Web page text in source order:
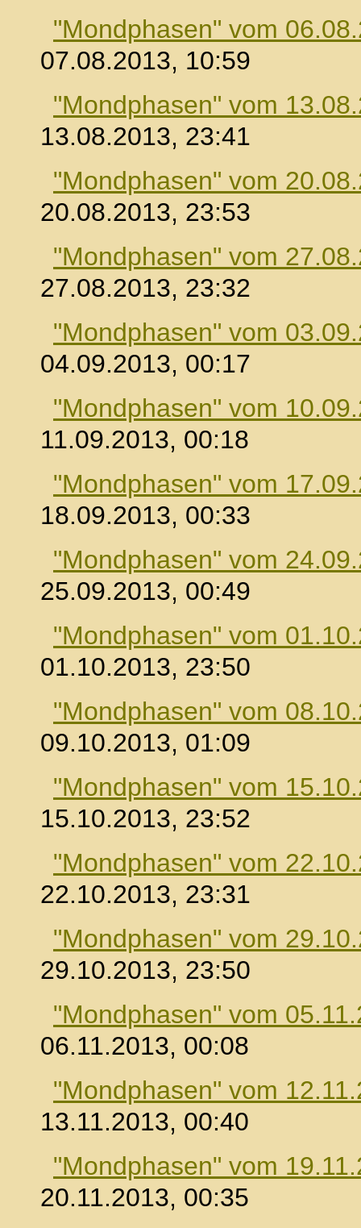
"Mondphasen" vom
07.08.2013, 10:59
"Mondphasen" vom
13.08.2013, 23:41
"Mondphasen" vom
20.08.2013, 23:53
"Mondphasen" vom
27.08.2013, 23:32
"Mondphasen" vom
04.09.2013, 00:17
"Mondphasen" vom
11.09.2013, 00:18
"Mondphasen" vom
18.09.2013, 00:33
"Mondphasen" vom
25.09.2013, 00:49
"Mondphasen" vom
01.10.2013, 23:50
"Mondphasen" vom
09.10.2013, 01:09
"Mondphasen" vom
15.10.2013, 23:52
"Mondphasen" vom
22.10.2013, 23:31
"Mondphasen" vom
29.10.2013, 23:50
"Mondphasen" vom
06.11.2013, 00:08
"Mondphasen" vom
13.11.2013, 00:40
"Mondphasen" vom
20.11.2013, 00:35